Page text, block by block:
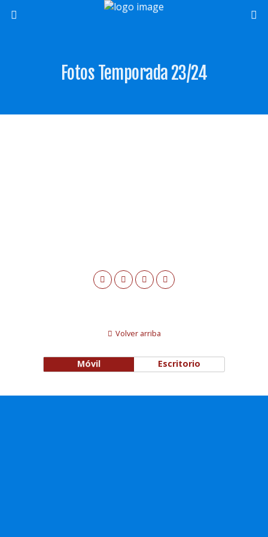
Fotos Temporada 23/24
Volver arriba
Móvil Escritorio